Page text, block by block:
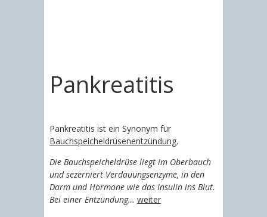
Pankreatitis
Pankreatitis ist ein Synonym für
Bauchspeicheldrüsenentzündung.
Die Bauchspeicheldrüse liegt im Oberbauch
und sezerniert Verdauungsenzyme, in den
Darm und Hormone wie das Insulin ins Blut.
Bei einer Entzündung… weiter